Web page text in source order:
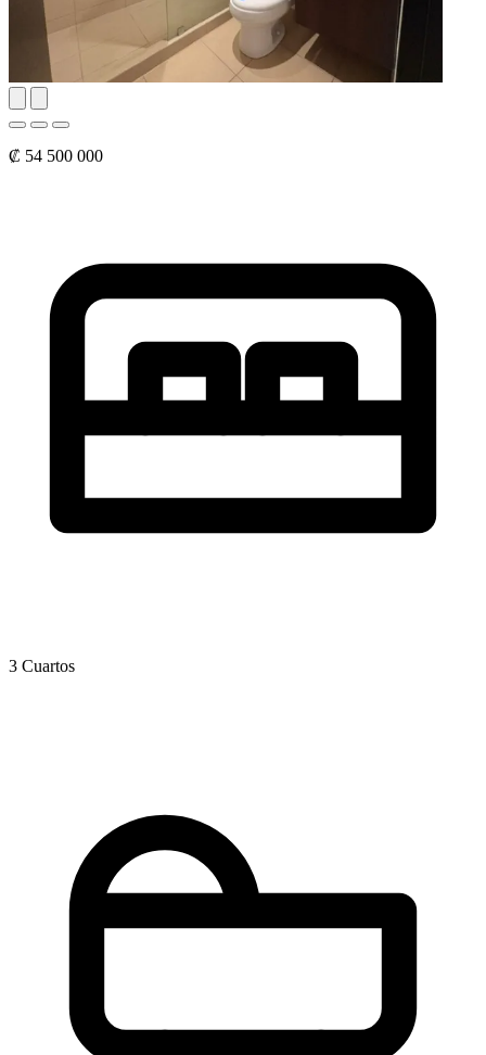
₡ 54 500 000
3 Cuartos